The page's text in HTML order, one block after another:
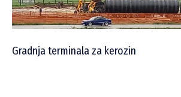
Gradnja terminala za kerozin